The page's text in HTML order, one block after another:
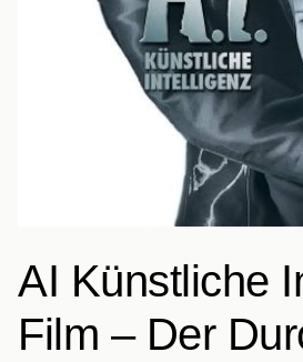
AI Künstliche
Film – Der